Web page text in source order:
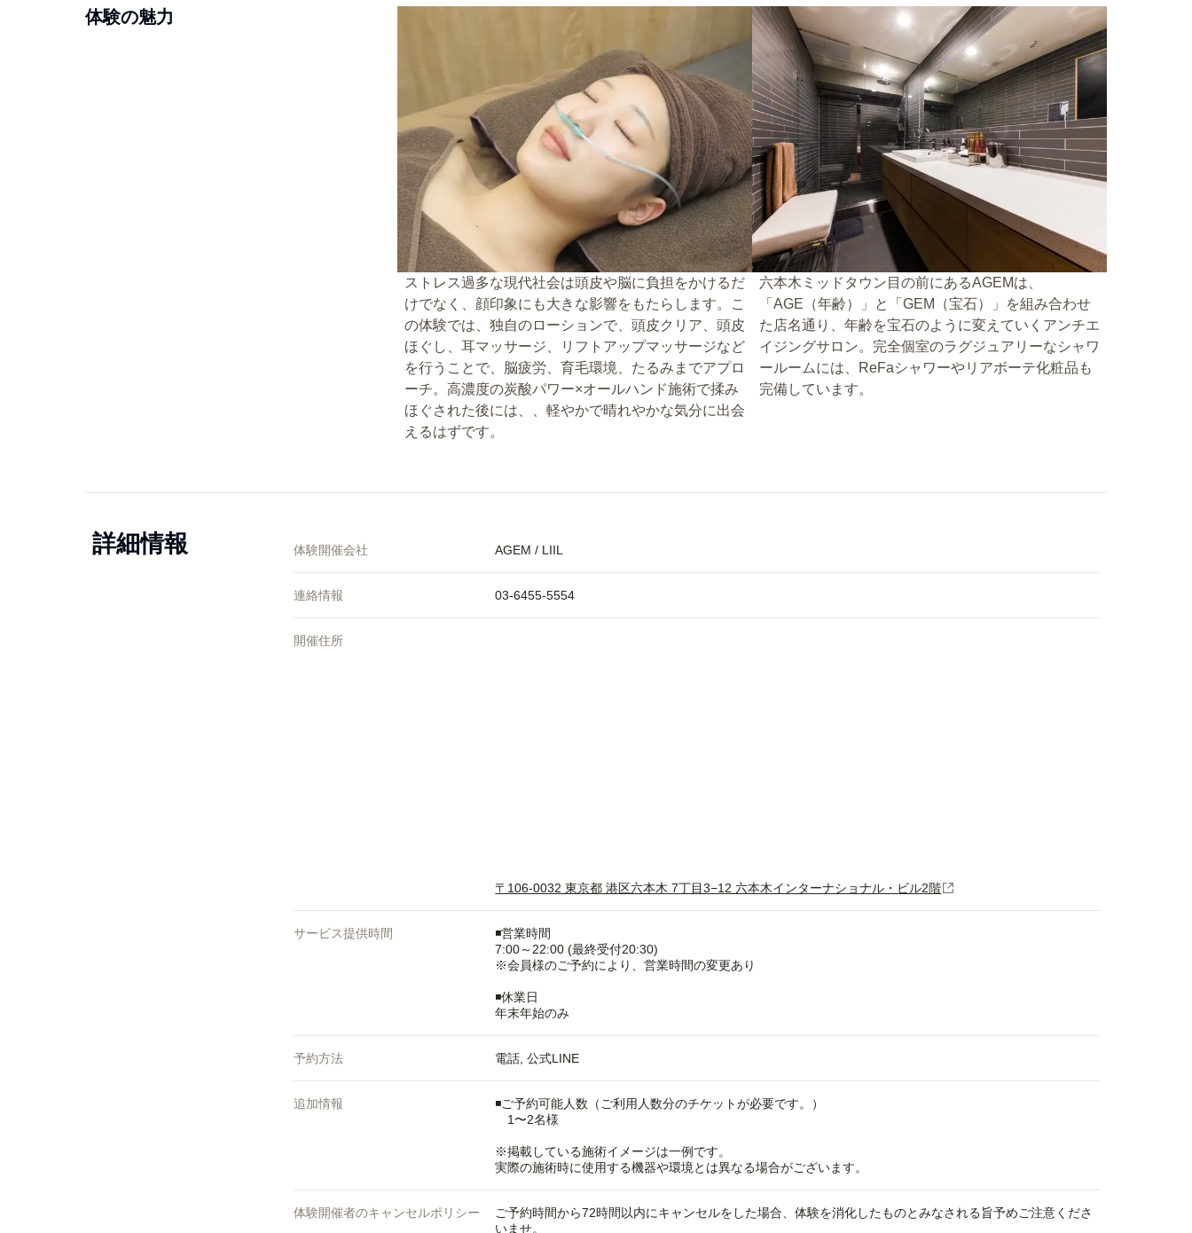
体験の魅力
ストレス過多な現代社会は頭皮や脳に負担をかけるだ
けでなく、顔印象にも大きな影響をもたらします。こ
の体験では、独自のローションで、頭皮クリア、頭皮
ほぐし、耳マッサージ、リフトアップマッサージなど
を行うことで、脳疲労、育毛環境、たるみまでアプロ
ーチ。高濃度の炭酸パワー×オールハンド施術で揉み
ほぐされた後には、、軽やかで晴れやかな気分に出会
えるはずです。
六本木ミッドタウン目の前にあるAGEMは、
「AGE（年齢）」と「GEM（宝石）」を組み合わせ
た店名通り、年齢を宝石のように変えていくアンチエ
イジングサロン。完全個室のラグジュアリーなシャワ
ールームには、ReFaシャワーやリアボーテ化粧品も
完備しています。
詳細情報 体験開催会社 AGEM / LIIL
連絡情報 03-6455-5554
開催住所
〒106-0032 東京都 港区六本木 7丁目3−12 六本木インターナショナル・ビル2階
サービス提供時間
◾️営業時間
7:00～22:00 (最終受付20:30)
※会員様のご予約により、営業時間の変更あり
◾️休業日
年末年始のみ
予約方法 電話 公式LINE
追加情報
◾️ご予約可能人数（ご利用人数分のチケットが必要です。）
1〜2名様
※掲載している施術イメージは一例です。
実際の施術時に使用する機器や環境とは異なる場合がございます。
体験開催者のキャンセルポリシー
ご予約時間から72時間以内にキャンセルをした場合、体験を消化したものとみなされる旨予めご注意くださ
いませ。